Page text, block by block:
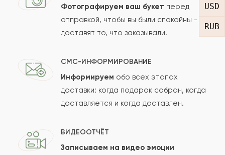
USD
RUB
Сколько будет
Отзыв будет опубликован после проверки.
Проверяем на спам.
Фотографируем ваш букет перед
отправкой, чтобы вы были спокойны -
доставят то, что заказывали.
СМС-ИНФОРМИРОВАНИЕ
Информируем обо всех этапах
доставки: когда подарок собран, когда
доставляется и когда доставлен.
ВИДЕООТЧЁТ
Записываем на видео эмоции